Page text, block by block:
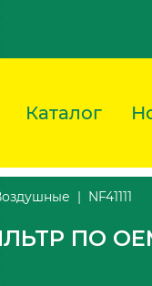
Каталог
NF41111
ПО